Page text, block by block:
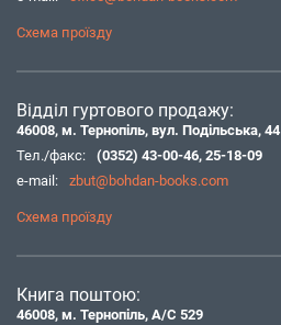
Схема проїзду
Відділ гуртового продажу:
46008, м. Тернопіль, вул. Подільська, 44
Тел./факс:
(0352) 43-00-46, 25-18-09
e-mail:
zbut@bohdan-books.com
Схема проїзду
Книга поштою:
46008, м. Тернопіль, А/С 529